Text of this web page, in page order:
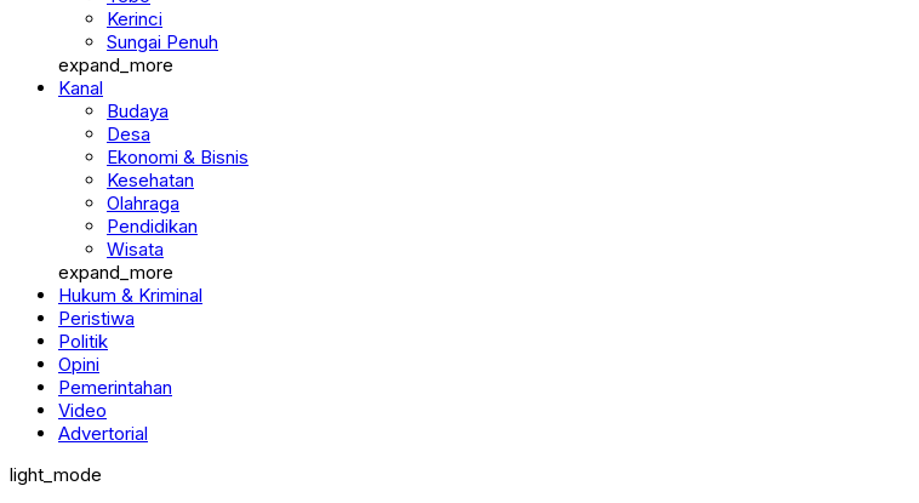
Kerinci
Sungai Penuh
expand_more
Kanal
Budaya
Desa
Ekonomi & Bisnis
Kesehatan
Olahraga
Pendidikan
Wisata
expand_more
Hukum & Kriminal
Peristiwa
Politik
Opini
Pemerintahan
Video
Advertorial
light_mode